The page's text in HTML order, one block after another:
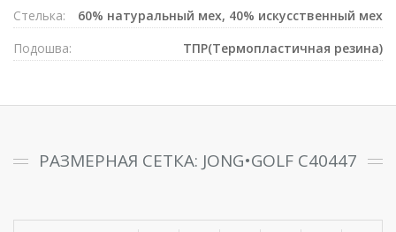
Стелька:
60% натуральный мех, 40% искусственный мех
Подошва:
ТПР(Термопластичная резина)
РАЗМЕРНАЯ СЕТКА: JONG•GOLF C40447